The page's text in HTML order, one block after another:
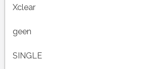
Xclear
geen
SINGLE